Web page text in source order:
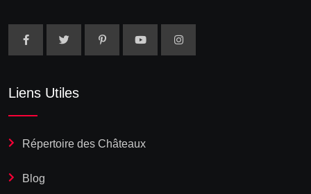
Liens Utiles
Répertoire des Châteaux
Blog